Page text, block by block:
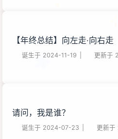
【年终总结】向左走·向右走
诞生于 2024-11-19 更新于
请问，我是谁？
诞生于 2024-07-23 更新于